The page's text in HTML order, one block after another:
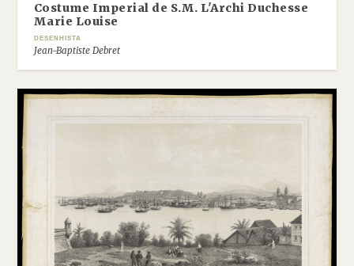
Costume Imperial de S.M. L'Archi Duchesse
Marie Louise
DESENHISTA
Jean-Baptiste Debret